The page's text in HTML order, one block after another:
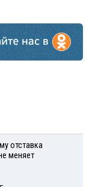
отставка
меняет